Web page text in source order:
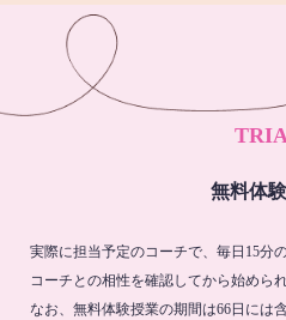
無料体
実際に担当予定のコーチで、毎日15分
コーチとの相性を確認してから始めら
なお、無料体験授業の期間は66日には